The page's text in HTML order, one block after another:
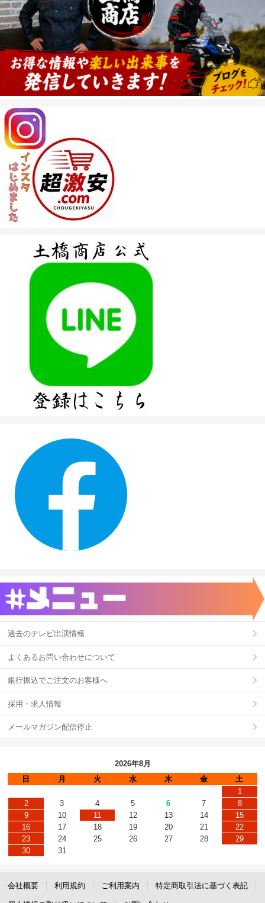
過去のテレビ出演情報
よくあるお問い合わせについて
銀行振込でご注文のお客様へ
採用・求人情報
メールマガジン配信停止
2026年8月
日
月 火 水 木 金
土
1
2
3 4 5 6 7
8
9
10 11 12 13 14
15
16
17 18 19 20 21
22
23
24 25 26 27 28
29
30
31
会社概要 利用規約 ご利用案内 特定商取引法に基づく表記